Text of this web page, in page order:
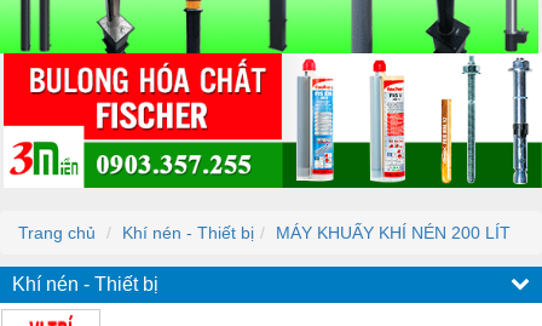
Trang chủ Khí nén - Thiết bị MÁY KHUẤY KHÍ NÉN 200 LÍT
Khí nén - Thiết bị